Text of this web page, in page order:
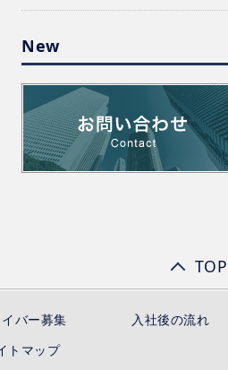
New
TOP
イバー募集
入社後の流れ
トマップ